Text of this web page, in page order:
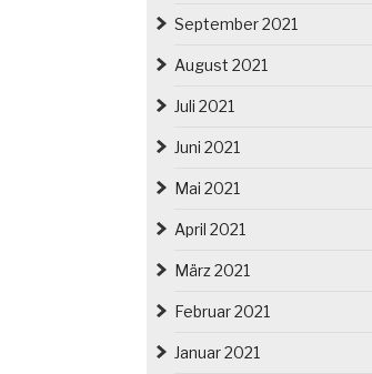
September 2021
August 2021
Juli 2021
Juni 2021
Mai 2021
April 2021
März 2021
Februar 2021
Januar 2021